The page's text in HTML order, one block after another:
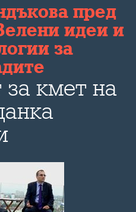
пред
идеи и
за
кмет на